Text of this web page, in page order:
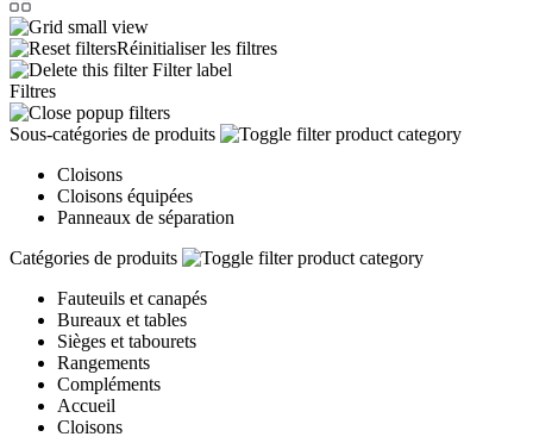
Réinitialiser les filtres
Filter label
Filtres
Sous-catégories de produits
Cloisons
Cloisons équipées
Panneaux de séparation
Catégories de produits
Fauteuils et canapés
Bureaux et tables
Sièges et tabourets
Rangements
Compléments
Accueil
Cloisons